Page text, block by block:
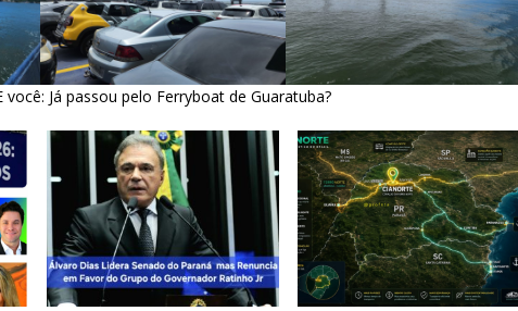
você: Já passou pelo Ferryboat de Guaratuba?